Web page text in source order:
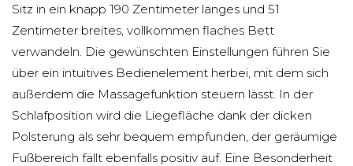
Sitz in ein knapp 190 Zentimeter langes und 51
Zentimeter breites, vollkommen flaches Bett
verwandeln. Die gewünschten Einstellungen führen Sie
über ein intuitives Bedienelement herbei, mit dem sich
außerdem die Massagefunktion steuern lässt. In der
Schlafposition wird die Liegefläche dank der dicken
Polsterung als sehr bequem empfunden, der geräumige
Fußbereich fällt ebenfalls positiv auf. Eine Besonderheit